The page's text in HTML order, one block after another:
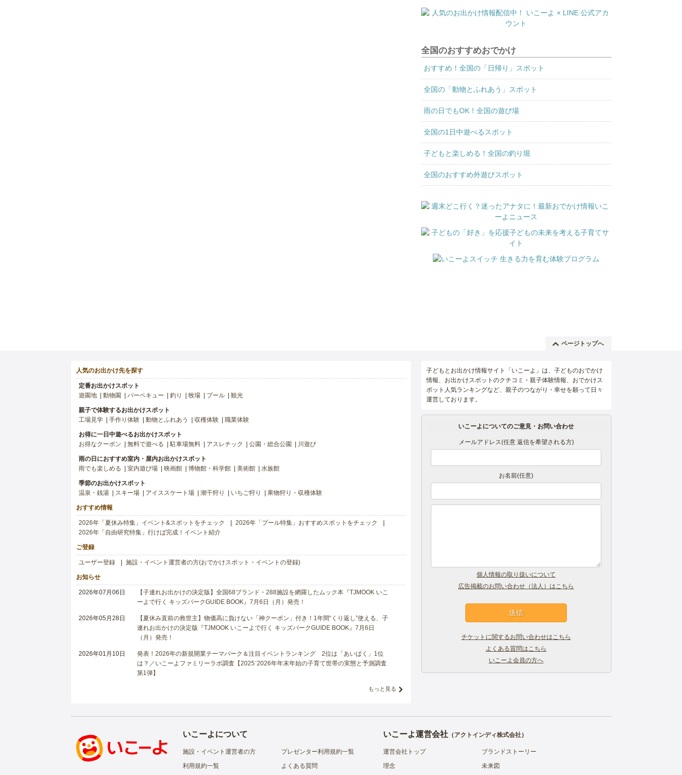
全国のおすすめおでかけ
おすすめ！全国の「日帰り」スポット
全国の「動物とふれあう」スポット
雨の日でもOK！全国の遊び場
全国の1日中遊べるスポット
子どもと楽しめる！全国の釣り堀
全国のおすすめ外遊びスポット
ページトップへ
人気のお出かけ先を探す
定番お出かけスポット
遊園地
動物園 バーベキュー 釣り 牧場 プール 観光
親子で体験するお出かけスポット
工場見学
手作り体験 動物とふれあう 収穫体験 職業体験
お得に一日中遊べるお出かけスポット
お得なクーポン
無料で遊べる 駐車場無料 アスレチック 公園・総合公園 川遊び
雨の日におすすめ室内・屋内お出かけスポット
雨でも楽しめる
室内遊び場 映画館 博物館・科学館 美術館 水族館
季節のお出かけスポット
温泉・銭湯
スキー場 アイススケート場 潮干狩り いちご狩り 果物狩り・収穫体験
おすすめ情報
2026年「夏休み特集」イベント&スポットをチェック
2026年「プール特集」おすすめスポットをチェック
2026年「自由研究特集」行けば完成！イベント紹介
ご登録
ユーザー登録 施設・イベント運営者の方(おでかけスポット・イベントの登録)
お知らせ
2026年07月06日
【子連れお出かけの決定版】全国68ブランド・288施設を網羅したムック本『TJMOOK いこ
ーよで行く キッズパークGUIDE BOOK』7月6日（月）発売！
2026年05月28日
【夏休み直前の救世主】物価高に負けない「神クーポン」付き！1年間“くり返し”使える、子
連れお出かけの決定版『TJMOOK いこーよで行く キッズパークGUIDE BOOK』7月6日
（月）発売！
2026年01月10日
発表！2026年の新規開業テーマパーク＆注目イベントランキング 2位は「あいぱく」1位
は？／いこーよファミリーラボ調査【2025⁻2026年年末年始の子育て世帯の実態と予測調査
第1弾】
もっと見る
子どもとお出かけ情報サイト「いこーよ」は、子どものおでかけ
情報、お出かけスポットのクチコミ・親子体験情報、おでかけス
ポット人気ランキングなど、親子のつながり・幸せを願って日々
運営しております。
いこーよについてのご意見・お問い合わせ
メールアドレス(任意 返信を希望される方)
お名前(任意)
個人情報の取り扱いについて
広告掲載のお問い合わせ（法人）はこちら
チケットに関するお問い合わせはこちら
よくある質問はこちら
いこーよ会員の方へ
いこーよについて
施設・イベント運営者の方
プレゼンター利用規約一覧
利用規約一覧
よくある質問
いこーよ運営会社（アクトインディ株式会社）
運営会社トップ
ブランドストーリー
理念
未来図